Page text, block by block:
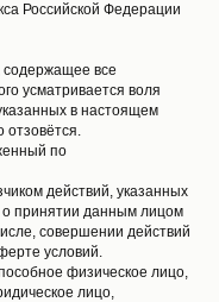
Российской Федерации
все
усматривается воля
в настоящем
отзовётся.
по
действий, указанных
принятии данным лицом
совершении действий
условий.
физическое лицо,
лицо,